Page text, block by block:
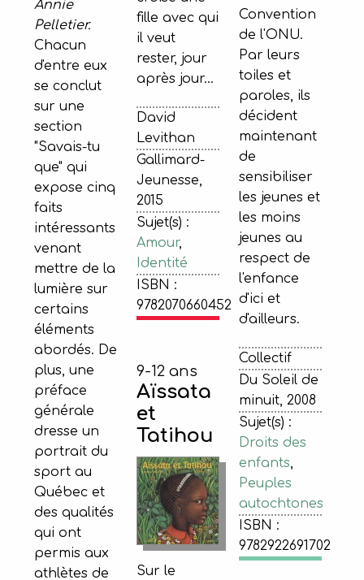
Annie
Pelletier.
Chacun
d'entre eux
se conclut
sur une
section
"Savais-tu
que" qui
expose cinq
faits
intéressants
venant
mettre de la
lumière sur
certains
éléments
abordés. De
plus, une
préface
générale
dresse un
portrait du
sport au
Québec et
des qualités
qui ont
permis aux
athlètes de
fille avec qui
il veut
rester, jour
après jour...
David
Levithan
Gallimard-
Jeunesse,
2015
Sujet(s) :
Amour,
Identité
ISBN :
9782070660452
Convention
de l'ONU.
Par leurs
toiles et
paroles, ils
décident
maintenant
de
sensibiliser
les jeunes et
les moins
jeunes au
respect de
l'enfance
d'ici et
d'ailleurs.
Collectif
Du Soleil de
minuit, 2008
Sujet(s) :
Droits des
enfants,
Peuples
autochtones
ISBN :
9782922691702
9-12 ans
Aïssata
et
Tatihou
Sur le